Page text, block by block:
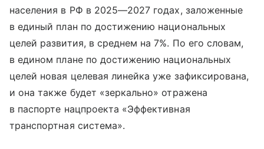
населения в РФ в 2025—2027 годах, заложенные
в единый план по достижению национальных
целей развития, в среднем на 7%. По его словам,
в едином плане по достижению национальных
целей новая целевая линейка уже зафиксирована,
и она также будет «зеркально» отражена
в паспорте нацпроекта «Эффективная
транспортная система».